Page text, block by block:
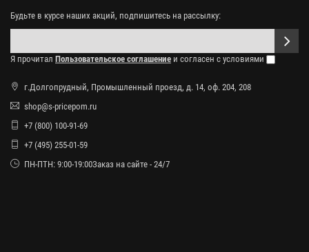
Будьте в курсе наших акций, подпишитесь на рассылку:
Я прочитал Пользовательское соглашение и согласен с условиями
г.Долгопрудный, Промышленный проезд, д. 14, оф. 204, 208
shop@s-pricepom.ru
+7 (800) 100-91-69
+7 (495) 255-01-59
ПН-ПТН: 9:00-19:00Заказ на сайте - 24/7